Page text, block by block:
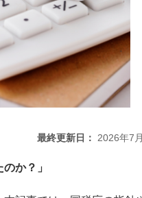
最終更新日： 2026年7
か？」